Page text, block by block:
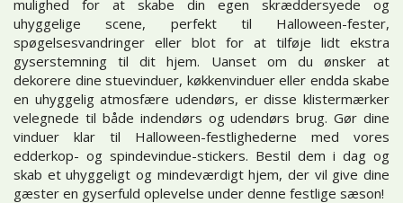
mulighed for at skabe din egen skræddersyede og
uhyggelige scene, perfekt til Halloween-fester,
spøgelsesvandringer eller blot for at tilføje lidt ekstra
gyserstemning til dit hjem. Uanset om du ønsker at
dekorere dine stuevinduer, køkkenvinduer eller endda skabe
en uhyggelig atmosfære udendørs, er disse klistermærker
velegnede til både indendørs og udendørs brug. Gør dine
vinduer klar til Halloween-festlighederne med vores
edderkop- og spindevindue-stickers. Bestil dem i dag og
skab et uhyggeligt og mindeværdigt hjem, der vil give dine
gæster en gyserfuld oplevelse under denne festlige sæson!